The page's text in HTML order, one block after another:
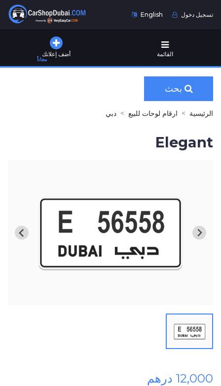
English تسجيل دخول
أضف إعلانك
مجاناً
القائمة
بحث
الرئيسية ارقام لوحات للبيع دبي
Elegant
12,000 درهم